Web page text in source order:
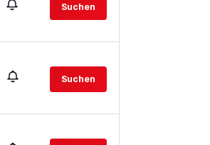
Suchen
Suchen